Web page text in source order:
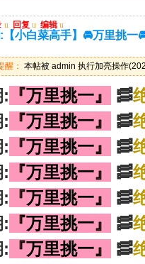
u 回复 u 编辑 u
小白菜高手】🚘万里挑一
醒： 本帖被 admin 执行加亮操作
『万里挑一』 🥓
『万里挑一』 🥓
『万里挑一』 🥓
: 『万里挑一』 🥓
: 『万里挑一』 🥓
: 『万里挑一』 🥓
: 『万里挑一』 🥓